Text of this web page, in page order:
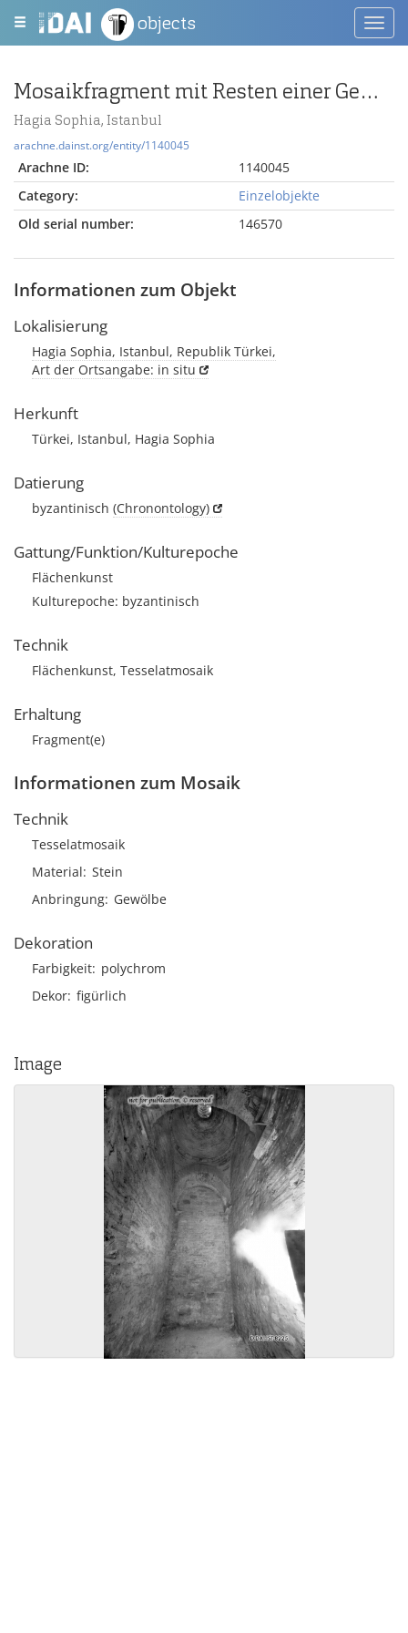
objects
Mosaikfragment mit Resten einer Gewandfigur
Hagia Sophia, Istanbul
arachne.dainst.org/entity/1140045
Arachne ID:
1140045
Category:
Einzelobjekte
Old serial number:
146570
Informationen zum Objekt
Lokalisierung
Hagia Sophia, Istanbul, Republik Türkei,
Art der Ortsangabe: in situ
Herkunft
Türkei, Istanbul, Hagia Sophia
Datierung
byzantinisch (Chronontology)
Gattung/Funktion/Kulturepoche
Flächenkunst
Kulturepoche: byzantinisch
Technik
Flächenkunst, Tesselatmosaik
Erhaltung
Fragment(e)
Informationen zum Mosaik
Technik
Tesselatmosaik
Material Stein
Anbringung Gewölbe
Dekoration
Farbigkeit polychrom
Dekor figürlich
Image